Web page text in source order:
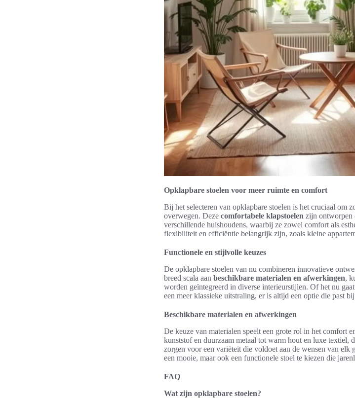
Opklapbare stoelen voor meer ruimte en comfort
Bij het selecteren van opklapbare stoelen is het cruciaal om
overwegen. Deze comfortabele klapstoelen zijn ontworpen
verschillende huishoudens, waarbij ze zowel comfort als
flexibiliteit en efficiëntie belangrijk zijn, zoals kleine
Functionele en stijlvolle keuzes
De opklapbare stoelen van nu combineren innovatieve
breed scala aan beschikbare materialen en afwerkingen,
worden geïntegreerd in diverse interieurstijlen. Of het nu
een meer klassieke uitstraling, er is altijd een optie die past
Beschikbare materialen en afwerkingen
De keuze van materialen speelt een grote rol in het comfort
kunststof en duurzaam metaal tot warm hout en luxe textiel,
zorgen voor een variëteit die voldoet aan de wensen van
een mooie, maar ook een functionele stoel te kiezen die
FAQ
Wat zijn opklapbare stoelen?